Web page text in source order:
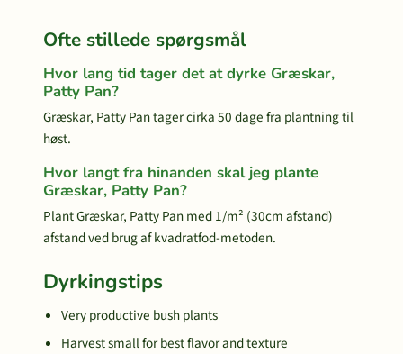
Ofte stillede spørgsmål
Hvor lang tid tager det at dyrke Græskar,
Patty Pan?
Græskar, Patty Pan tager cirka 50 dage fra plantning til
høst.
Hvor langt fra hinanden skal jeg plante
Græskar, Patty Pan?
Plant Græskar, Patty Pan med 1/m² (30cm afstand)
afstand ved brug af kvadratfod-metoden.
Dyrkingstips
Very productive bush plants
Harvest small for best flavor and texture